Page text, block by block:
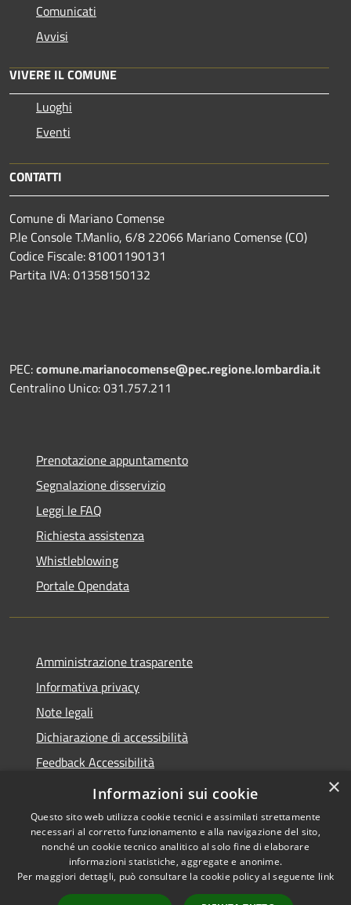
Comunicati
Avvisi
VIVERE IL COMUNE
Luoghi
Eventi
CONTATTI
Comune di Mariano Comense
P.le Console T.Manlio, 6/8 22066 Mariano Comense (CO)
Codice Fiscale: 81001190131
Partita IVA: 01358150132
PEC:comune.marianocomense@pec.regione.lombardia.it
Centralino Unico: 031.757.211
Prenotazione appuntamento
Segnalazione disservizio
Leggi le FAQ
Richiesta assistenza
Whistleblowing
Portale Opendata
Amministrazione trasparente
Informativa privacy
Note legali
Dichiarazione di accessibilità
Feedback Accessibilità
Fatturare al comune
Accessibilità
Le foto nelle pagine sono
concesse dagli autori
×
Informazioni sui cookie
Questo sito web utilizza cookie tecnici e assimilati strettamente
necessari al corretto funzionamento e alla navigazione del sito,
nonché un cookie tecnico analitico al solo fine di elaborare
informazioni statistiche, aggregate e anonime.
Per maggiori dettagli, può consultare la cookie policy al seguente link